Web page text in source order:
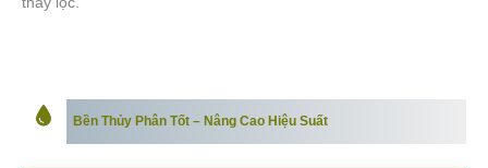
Bền Thủy Phân Tốt – Nâng Cao Hiệu Suất